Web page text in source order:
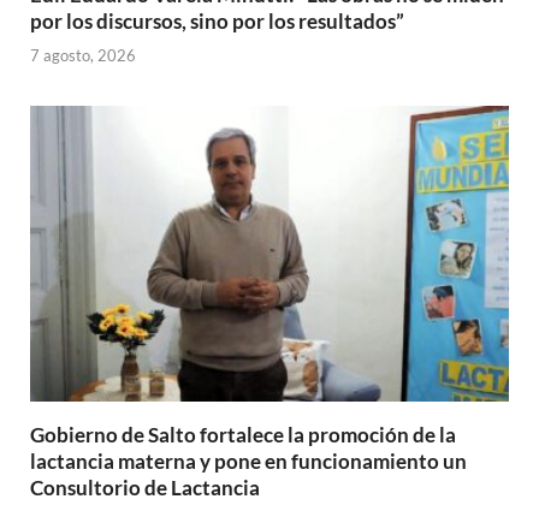
por los discursos, sino por los resultados”
7 agosto, 2026
Gobierno de Salto fortalece la promoción de la
lactancia materna y pone en funcionamiento un
Consultorio de Lactancia